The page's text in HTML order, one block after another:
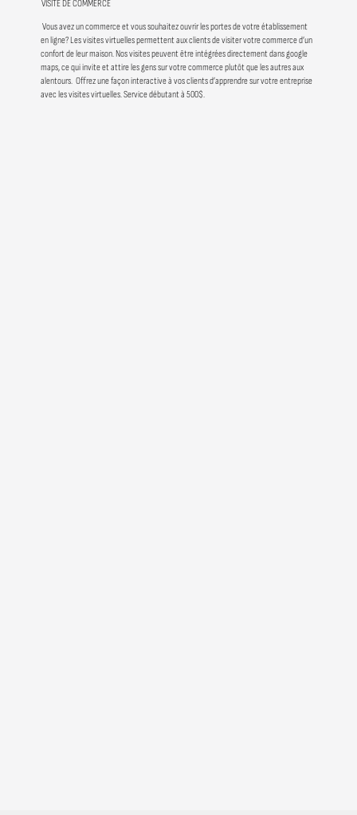
VISITE DE COMMERCE
Vous avez un commerce et vous souhaitez ouvrir les portes de votre établissement
en ligne? Les visites virtuelles permettent aux clients de visiter votre commerce d’un
confort de leur maison. Nos visites peuvent être intégrées directement dans google
maps, ce qui invite et attire les gens sur votre commerce plutôt que les autres aux
alentours. Offrez une façon interactive à vos clients d’apprendre sur votre entreprise
avec les visites virtuelles. Service débutant à 500$.